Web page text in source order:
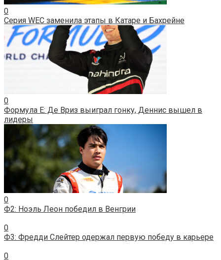
0
Серия WEC заменила этапы в Катаре и Бахрейне
0
Формула E: Де Вриз выиграл гонку, Деннис вышел в
лидеры
0
Ф2: Ноэль Леон победил в Венгрии
0
Ф3: Фредди Слейтер одержал первую победу в карьере
0